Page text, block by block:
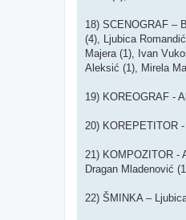
18) SCENOGRAF –
(4), Ljubica
Majera (1), Ivan
Aleksić (1), Mirela
19) KOREOGRAF -
20) KOREPETITOR
21) KOMPOZITOR -
Dragan Mladenović
22) ŠMINKA –